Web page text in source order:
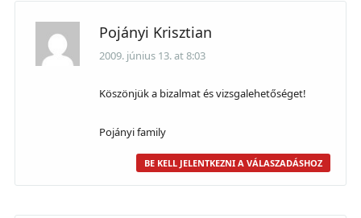
Pojányi Krisztian
2009. június 13. at 8:03
Köszönjük a bizalmat és vizsgalehetőséget!
Pojányi family
BE KELL JELENTKEZNI A VÁLASZADÁSHOZ